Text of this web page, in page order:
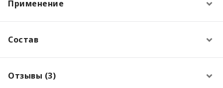
Применение
Состав
Отзывы (3)